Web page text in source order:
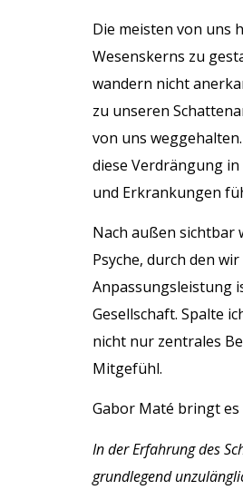
Die meisten von uns
Wesenskerns zu
wandern nicht
zu unseren
von uns
diese Verdrängung
und Erkrankungen
Nach außen sichtbar
Psyche, durch den
Anpassungsleistung
Gesellschaft. Spalte
nicht nur zentrales
Mitgefühl.
Gabor Maté bringt es
In der Erfahrung des
grundlegend